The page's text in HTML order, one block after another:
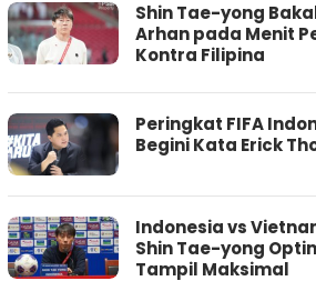
Shin Tae-yong
Arhan pada Menit
Kontra Filipina
Peringkat FIFA
Begini Kata Erick
Indonesia vs
Shin Tae-yong
Tampil Maksimal